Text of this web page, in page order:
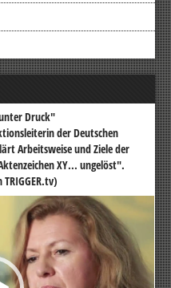
Druck"
der Deutschen
Arbeitsweise und Ziele der
XY... ungelöst".